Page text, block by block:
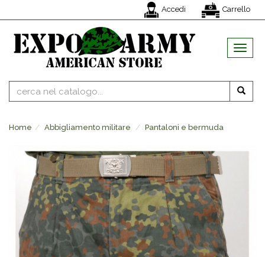
Accedi Carrello
MENU
Home Abbigliamento militare Pantaloni e bermuda